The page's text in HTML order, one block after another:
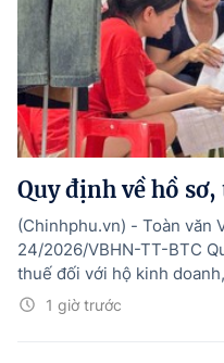
Quy định về hồ
1 giờ trước
(Chinhphu.vn) - Toàn văn
24/2026/VBHN-TT-BTC
thuế đối với hộ kinh